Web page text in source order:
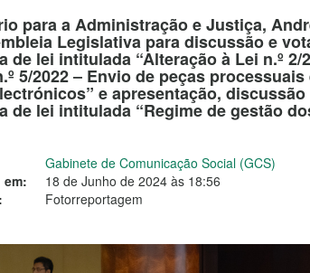
para a Administração e Justiça,
Legislativa para discussão e
de lei intitulada “Alteração à Lei n.º
5/2022 ‒ Envio de peças
e apresentação,
de lei intitulada “Regime de gestão
Gabinete de Comunicação Social (GCS)
em:
18 de Junho de 2024 às 18:56
Fotorreportagem